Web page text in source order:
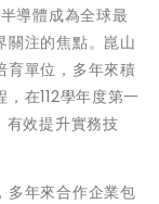
導體成為全球最
關注的焦點。崑山
育單位，多年來積
在112學年度第一
有效提升實務技
多年來合作企業包